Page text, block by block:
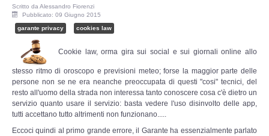
Perizia Incidente Stradale
Perizia Data Breach
INDAGINI DIGITALI
Digital Intelligence OSINT
Indagini su computer
Scritto da Alessandro Fiorenzi
Pubblicato: 09 Giugno 2015
garante privacy
cookies law
Cookie law, orma gira sui social e sui giornali online allo
stesso ritmo di oroscopo e previsioni meteo; forse la maggior parte delle
persone non se ne era neanche preoccupata di questi "cosi" tecnici, del
resto all'uomo della strada non interessa tanto conoscere cosa c'è dietro un
servizio quanto usare il servizio: basta vedere l'uso disinvolto delle app,
tutti accettano tutto altrimenti non funzionano.....
Eccoci quindi al primo grande errore, il Garante ha essenzialmente parlato